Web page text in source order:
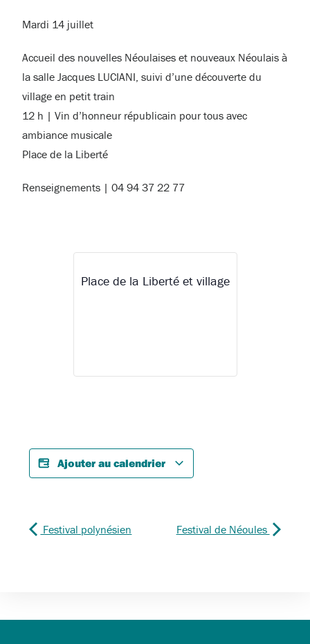
Mardi 14 juillet
Accueil des nouvelles Néoulaises et nouveaux Néoulais à
la salle Jacques LUCIANI, suivi d’une découverte du
village en petit train
12 h | Vin d’honneur républicain pour tous avec
ambiance musicale
Place de la Liberté
Renseignements | 04 94 37 22 77
Place de la Liberté et village
Ajouter au calendrier
Festival polynésien Festival de Néoules